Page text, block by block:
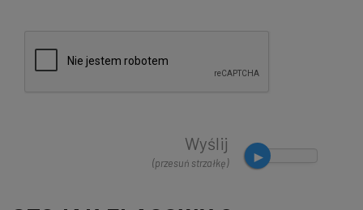
Wyślij
(przesuń strzałkę)